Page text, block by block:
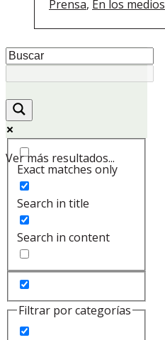
Prensa, En los medios
Ver más resultados...
Exact matches only
Search in title
Search in content
Filtrar por categorías